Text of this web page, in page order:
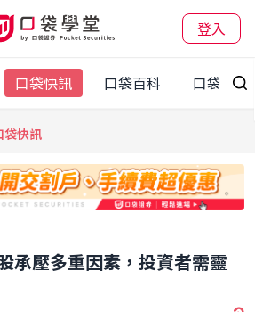
登入
口袋快訊 口袋百科 口袋觀點
袋快訊
承壓多重因素，投資者需靈